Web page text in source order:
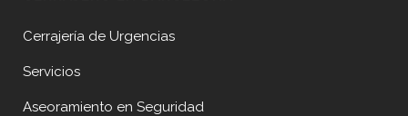
Cerrajería de Urgencias
Servicios
Aseoramiento en Seguridad